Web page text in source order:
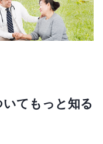
てもっと知る